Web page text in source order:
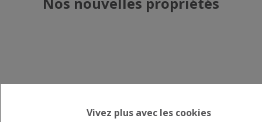
Vivez plus avec les cookies